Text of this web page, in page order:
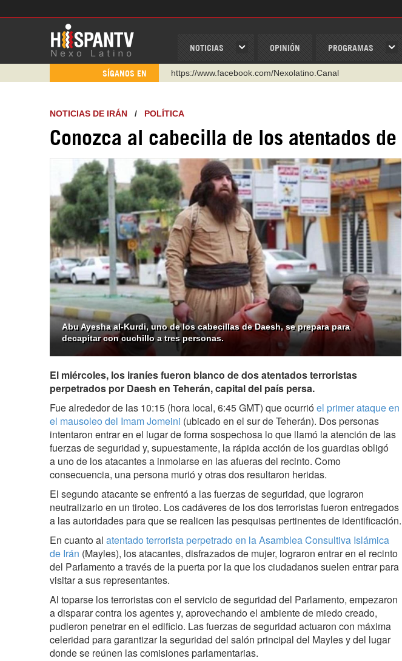
NOTICIAS OPINIÓN PROGRAMAS
SÍGANOS EN
https://www.facebook.com/Nexolatino.Canal
https://urmedium.com/c/hispantv
WhatsApp y Viber: +98 921 79 29 404
Instagram como: hispan_tv
NOTICIAS DE IRÁN / POLÍTICA
Conozca al cabecilla de los atentados de
Abu Ayesha al-Kurdi, uno de los cabecillas de Daesh, se prepara para
decapitar con cuchillo a tres personas.
El miércoles, los iraníes fueron blanco de dos atentados terroristas
perpetrados por Daesh en Teherán, capital del país persa.
Fue alrededor de las 10:15 (hora local, 6:45 GMT) que ocurrióel primer ataque en
el mausoleo del Imam Jomeini (ubicado en el sur de Teherán). Dos personas
intentaron entrar en el lugar de forma sospechosa lo que llamó la atención de las
fuerzas de seguridad y, supuestamente, la rápida acción de los guardias obligó
a uno de los atacantes a inmolarse en las afueras del recinto. Como
consecuencia, una persona murió y otras dos resultaron heridas.
El segundo atacante se enfrentó a las fuerzas de seguridad, que lograron
neutralizarlo en un tiroteo. Los cadáveres de los dos terroristas fueron entregados
a las autoridades para que se realicen las pesquisas pertinentes de identificación.
En cuanto al atentado terrorista perpetrado en la Asamblea Consultiva Islámica
de Irán (Mayles), los atacantes, disfrazados de mujer, lograron entrar en el recinto
del Parlamento a través de la puerta por la que los ciudadanos suelen entrar para
visitar a sus representantes.
Al toparse los terroristas con el servicio de seguridad del Parlamento, empezaron
a disparar contra los agentes y, aprovechando el ambiente de miedo creado,
pudieron penetrar en el edificio. Las fuerzas de seguridad actuaron con máxima
celeridad para garantizar la seguridad del salón principal del Mayles y del lugar
donde se reúnen las comisiones parlamentarias.